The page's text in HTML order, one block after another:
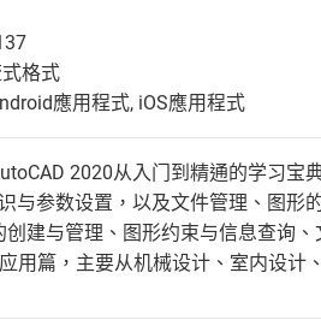
格式
應用程式, iOS應用程式
2020从入门到精通的学习
与参数设置，以及文件管理、图
建与管理、图形约束与信息查询
用篇，主要从机械设计、室内设